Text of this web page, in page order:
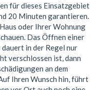
für dieses Einsatzgebiet
20 Minuten garantieren.
oder Ihrer Wohnung
Das Öffnen einer
in der Regel nur
verschlossen ist, dann
an dem
Ihren Wunsch hin, führt